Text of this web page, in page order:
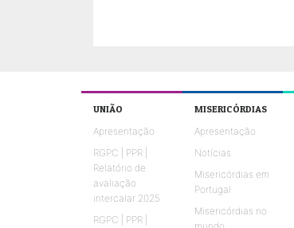
UNIÃO
Apresentação
RGPC | PPR |
Relatório de
avaliação
intercalar 2025
RGPC | PPR |
MISERICÓRDIAS
Apresentação
Notícias
Misericórdias em
Portugal
Misericórdias no